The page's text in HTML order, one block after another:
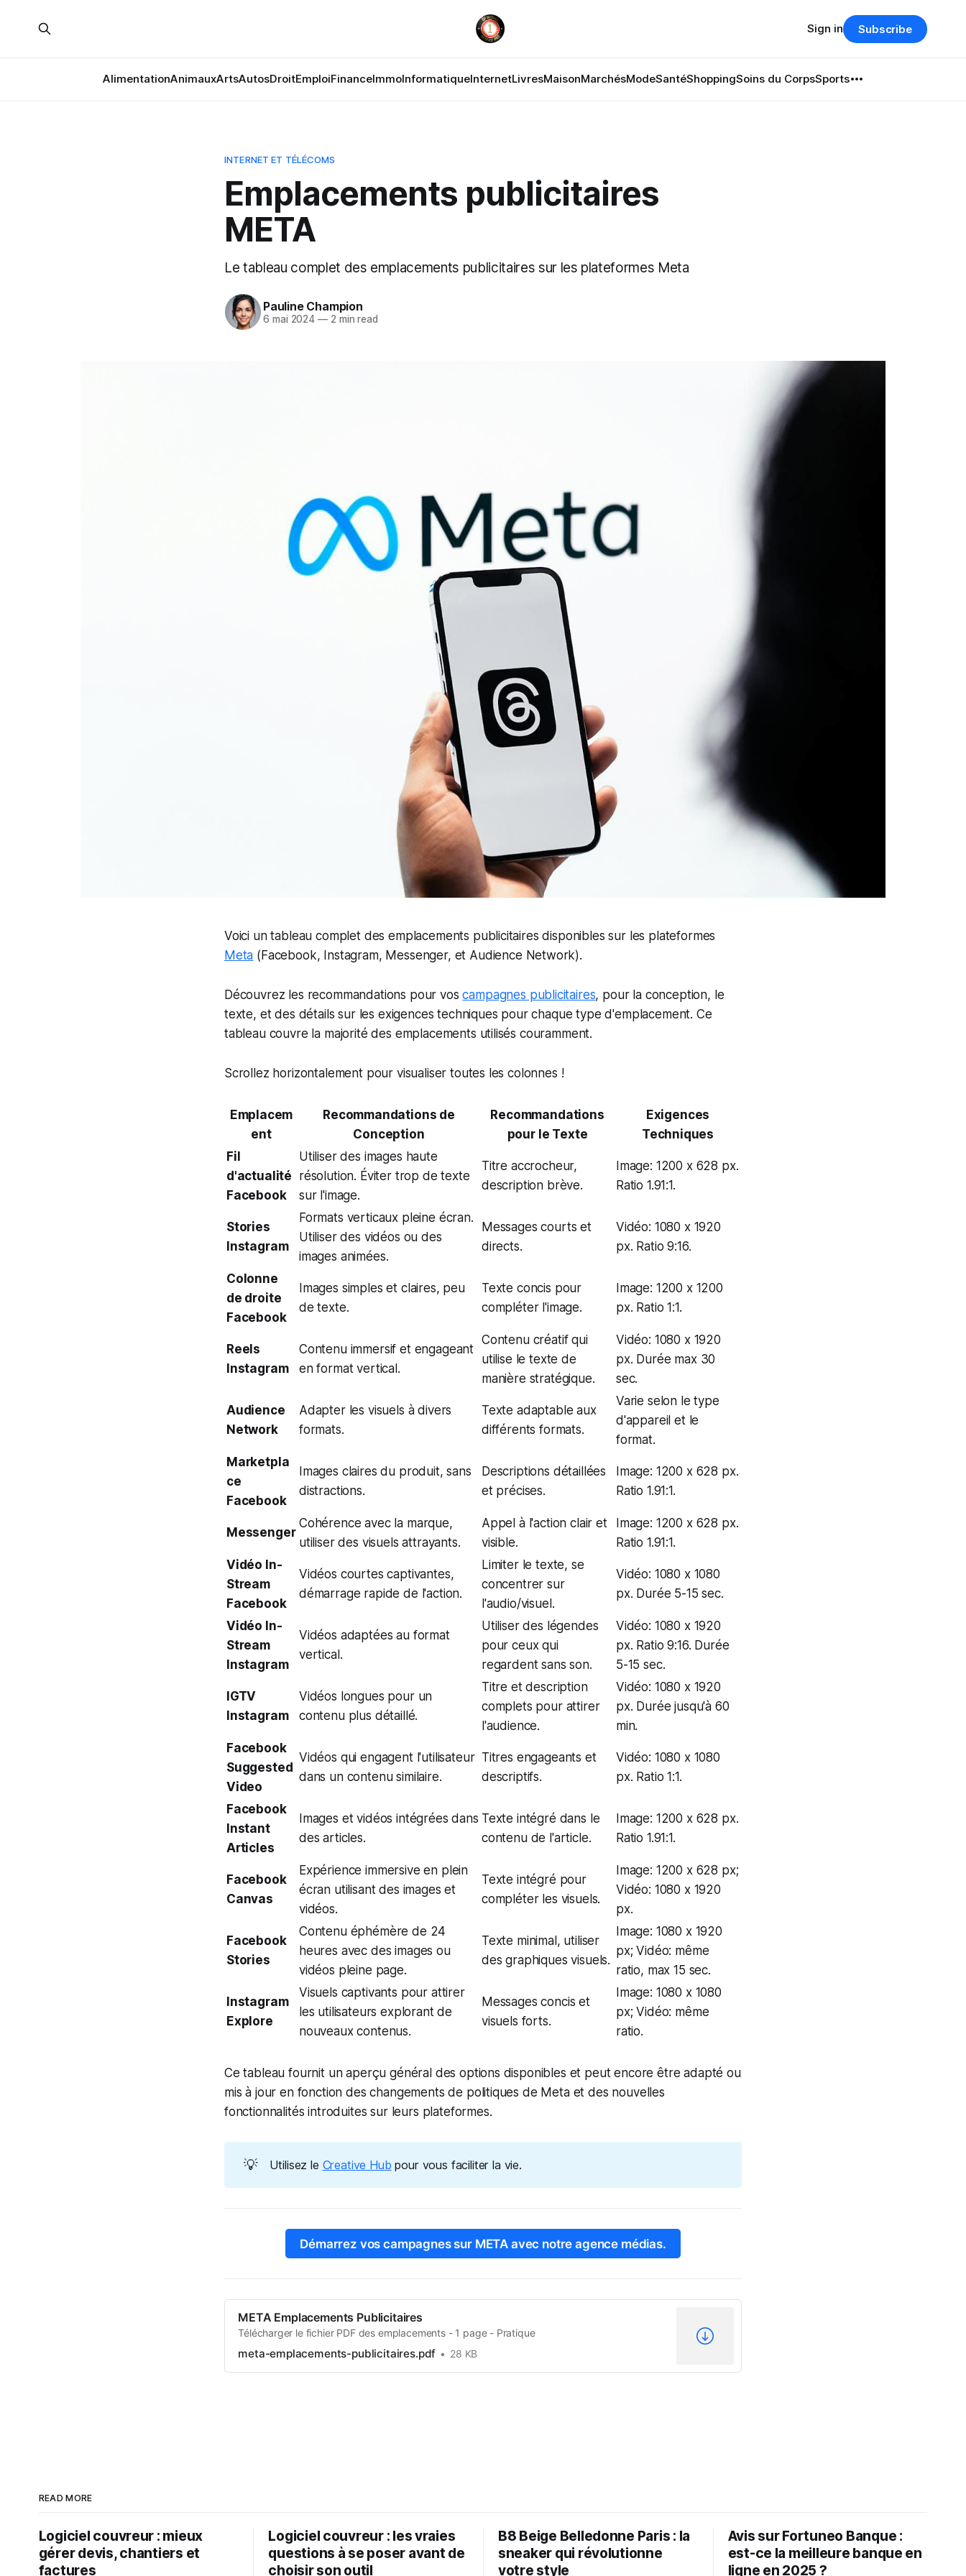
AlimentationAnimauxArtsAutosDroitEmploiFinanceImmoInformatiqueInternetLivresMaisonMarchésModeSantéShoppingSoins du CorpsSports
Sign in Subscribe
INTERNET ET TÉLÉCOMS
Emplacements publicitaires
META
Le tableau complet des emplacements publicitaires sur les plateformes Meta
Pauline Champion
6 mai 2024 — 2 min read
Voici un tableau complet des emplacements publicitaires disponibles sur les plateformes
Meta (Facebook, Instagram, Messenger, et Audience Network).
Découvrez les recommandations pour voscampagnes publicitaires, pour la conception, le
texte, et des détails sur les exigences techniques pour chaque type d'emplacement. Ce
tableau couvre la majorité des emplacements utilisés couramment.
Scrollez horizontalement pour visualiser toutes les colonnes !
Emplacem
ent
Recommandations de
Conception
Recommandations
pour le Texte
Exigences
Techniques
Fil
d'actualité
Facebook
Utiliser des images haute
résolution. Éviter trop de texte
sur l'image.
Titre accrocheur,
description brève.
Image: 1200 x 628 px.
Ratio 1.91:1.
Stories
Instagram
Formats verticaux pleine écran.
Utiliser des vidéos ou des
images animées.
Messages courts et
directs.
Vidéo: 1080 x 1920
px. Ratio 9:16.
Colonne
de droite
Facebook
Images simples et claires, peu
de texte.
Texte concis pour
compléter l'image.
Image: 1200 x 1200
px. Ratio 1:1.
Reels
Instagram
Contenu immersif et engageant
en format vertical.
Contenu créatif qui
utilise le texte de
manière stratégique.
Vidéo: 1080 x 1920
px. Durée max 30
sec.
Audience
Network
Adapter les visuels à divers
formats.
Texte adaptable aux
différents formats.
Varie selon le type
d'appareil et le
format.
Marketpla
ce
Facebook
Images claires du produit, sans
distractions.
Descriptions détaillées
et précises.
Image: 1200 x 628 px.
Ratio 1.91:1.
Messenger
Cohérence avec la marque,
utiliser des visuels attrayants.
Appel à l'action clair et
visible.
Image: 1200 x 628 px.
Ratio 1.91:1.
Vidéo In-
Stream
Facebook
Vidéos courtes captivantes,
démarrage rapide de l'action.
Limiter le texte, se
concentrer sur
l'audio/visuel.
Vidéo: 1080 x 1080
px. Durée 5-15 sec.
Vidéo In-
Stream
Instagram
Vidéos adaptées au format
vertical.
Utiliser des légendes
pour ceux qui
regardent sans son.
Vidéo: 1080 x 1920
px. Ratio 9:16. Durée
5-15 sec.
IGTV
Instagram
Vidéos longues pour un
contenu plus détaillé.
Titre et description
complets pour attirer
l'audience.
Vidéo: 1080 x 1920
px. Durée jusqu'à 60
min.
Facebook
Suggested
Video
Vidéos qui engagent l'utilisateur
dans un contenu similaire.
Titres engageants et
descriptifs.
Vidéo: 1080 x 1080
px. Ratio 1:1.
Facebook
Instant
Articles
Images et vidéos intégrées dans
des articles.
Texte intégré dans le
contenu de l'article.
Image: 1200 x 628 px.
Ratio 1.91:1.
Facebook
Canvas
Expérience immersive en plein
écran utilisant des images et
vidéos.
Texte intégré pour
compléter les visuels.
Image: 1200 x 628 px;
Vidéo: 1080 x 1920
px.
Facebook
Stories
Contenu éphémère de 24
heures avec des images ou
vidéos pleine page.
Texte minimal, utiliser
des graphiques visuels.
Image: 1080 x 1920
px; Vidéo: même
ratio, max 15 sec.
Instagram
Explore
Visuels captivants pour attirer
les utilisateurs explorant de
nouveaux contenus.
Messages concis et
visuels forts.
Image: 1080 x 1080
px; Vidéo: même
ratio.
Ce tableau fournit un aperçu général des options disponibles et peut encore être adapté ou
mis à jour en fonction des changements de politiques de Meta et des nouvelles
fonctionnalités introduites sur leurs plateformes.
💡 Utilisez le Creative Hub pour vous faciliter la vie.
Démarrez vos campagnes sur META avec notre agence médias.
META Emplacements Publicitaires
Télécharger le fichier PDF des emplacements - 1 page - Pratique
meta-emplacements-publicitaires.pdf 28 KB
READ MORE
Logiciel couvreur : mieux
gérer devis, chantiers et
factures
Logiciel couvreur : les vraies
questions à se poser avant de
choisir son outil
B8 Beige Belledonne Paris : la
sneaker qui révolutionne
votre style
Avis sur Fortuneo Banque :
est-ce la meilleure banque en
ligne en 2025 ?